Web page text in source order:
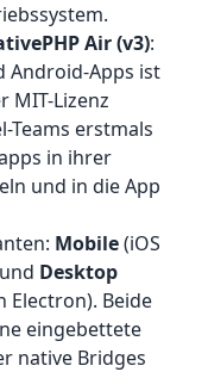
Air (v3):
Android-Apps ist
MIT-Lizenz
Teams erstmals
in ihrer
und in die App
Mobile(iOS
Desktop
Electron). Beide
eingebettete
native Bridges